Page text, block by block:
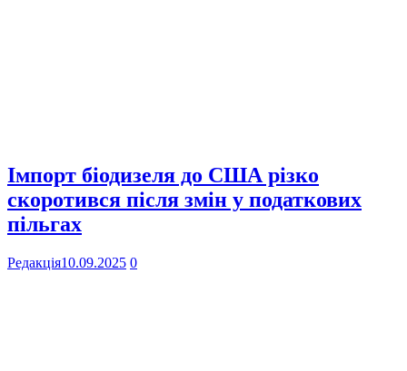
Імпорт біодизеля до США різко
скоротився після змін у податкових
пільгах
Редакція10.09.2025 0